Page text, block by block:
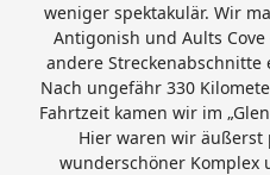
weniger spektakulär. Wir
Antigonish und Aults
andere
Nach ungefähr 330
Fahrtzeit kamen wir im
Hier waren wir äußerst
wunderschöner Komplex